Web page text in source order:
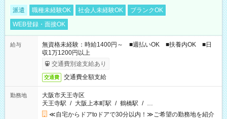
派遣 職種未経験OK 社会人未経験OK
ブランクOK
WEB登録・面接OK
給与
無資格未経験：時給1400円～ ■週払いOK ■扶養内OK ■日
収1万1200円以上
交通費別途支給あり
交通費 交通費全額支給
勤務地
大阪市天王寺区
天王寺駅 / 大阪上本町駅 / 鶴橋駅 / …
≪自宅からドアtoドアで30分以内！≫ご希望の勤務地を紹介